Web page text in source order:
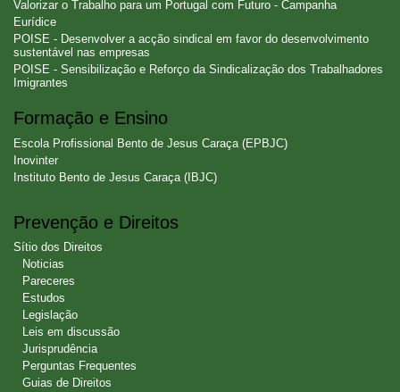
Valorizar o Trabalho para um Portugal com Futuro - Campanha
Eurídice
POISE - Desenvolver a acção sindical em favor do desenvolvimento
sustentável nas empresas
POISE - Sensibilização e Reforço da Sindicalização dos Trabalhadores
Imigrantes
Formação e Ensino
Escola Profissional Bento de Jesus Caraça (EPBJC)
Inovinter
Instituto Bento de Jesus Caraça (IBJC)
Prevenção e Direitos
Sítio dos Direitos
Noticias
Pareceres
Estudos
Legislação
Leis em discussão
Jurisprudência
Perguntas Frequentes
Guias de Direitos